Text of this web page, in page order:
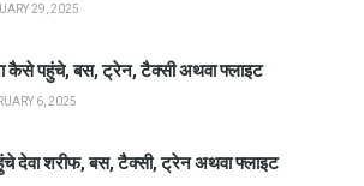
29, 2025
कैसे पहुंचे, बस, ट्रेन, टैक्सी अथवा फ्लाइट
6, 2025
देवा शरीफ, बस, टैक्सी, ट्रेन अथवा फ्लाइट